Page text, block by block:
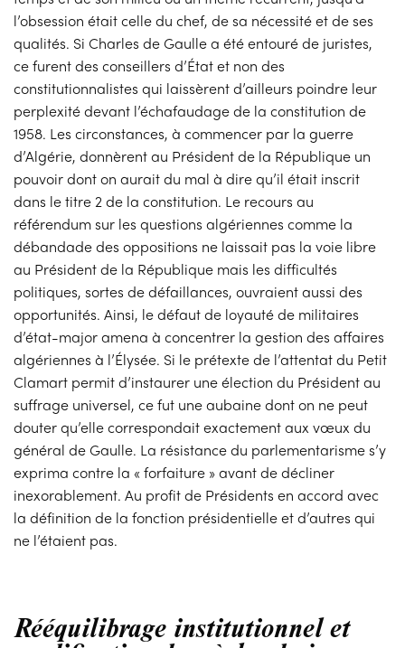
l’obsession était celle du chef, de sa nécessité et de ses
qualités. Si Charles de Gaulle a été entouré de juristes,
ce furent des conseillers d’État et non des
constitutionnalistes qui laissèrent d’ailleurs poindre leur
perplexité devant l’échafaudage de la constitution de
1958. Les circonstances, à commencer par la guerre
d’Algérie, donnèrent au Président de la République un
pouvoir dont on aurait du mal à dire qu’il était inscrit
dans le titre 2 de la constitution. Le recours au
référendum sur les questions algériennes comme la
débandade des oppositions ne laissait pas la voie libre
au Président de la République mais les difficultés
politiques, sortes de défaillances, ouvraient aussi des
opportunités. Ainsi, le défaut de loyauté de militaires
d’état-major amena à concentrer la gestion des affaires
algériennes à l’Élysée. Si le prétexte de l’attentat du Petit
Clamart permit d’instaurer une élection du Président au
suffrage universel, ce fut une aubaine dont on ne peut
douter qu’elle correspondait exactement aux vœux du
général de Gaulle. La résistance du parlementarisme s’y
exprima contre la « forfaiture » avant de décliner
inexorablement. Au profit de Présidents en accord avec
la définition de la fonction présidentielle et d’autres qui
ne l’étaient pas.
Rééquilibrage institutionnel et